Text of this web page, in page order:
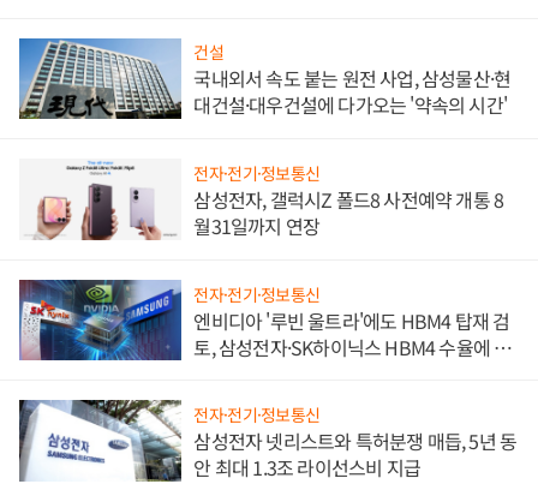
건설
국내외서 속도 붙는 원전 사업, 삼성물산·현
대건설·대우건설에 다가오는 '약속의 시간'
전자·전기·정보통신
삼성전자, 갤럭시Z 폴드8 사전예약 개통 8
월31일까지 연장
전자·전기·정보통신
엔비디아 '루빈 울트라'에도 HBM4 탑재 검
토, 삼성전자·SK하이닉스 HBM4 수율에 주
전자·전기·정보통신
삼성전자 넷리스트와 특허분쟁 매듭, 5년 동
안 최대 1.3조 라이선스비 지급